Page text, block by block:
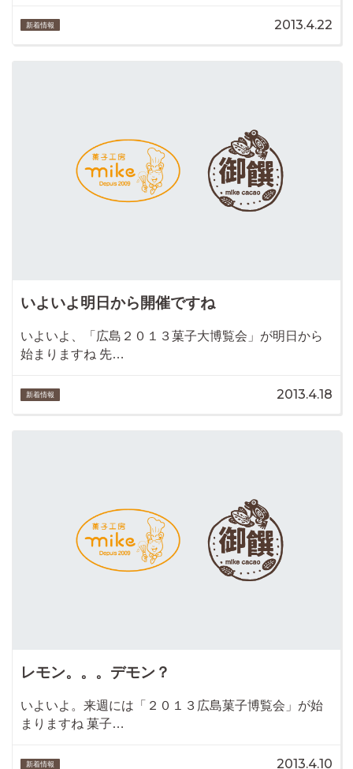
新着情報 2013.4.22
いよいよ明日から開催ですね
いよいよ、「広島２０１３菓子大博覧会」が明日から
始まりますね 先…
新着情報 2013.4.18
レモン。。。デモン？
いよいよ。来週には「２０１３広島菓子博覧会」が始
まりますね 菓子…
新着情報 2013.4.10